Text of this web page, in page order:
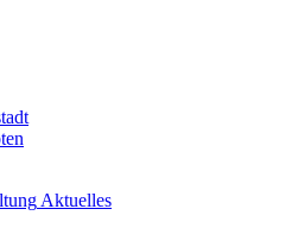
Aktuelles